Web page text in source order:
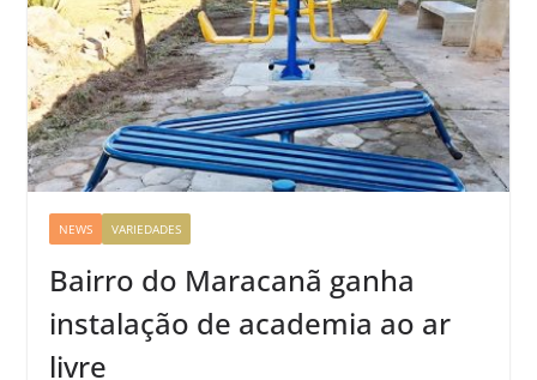
NEWS VARIEDADES
Bairro do Maracanã ganha
instalação de academia ao ar
livre